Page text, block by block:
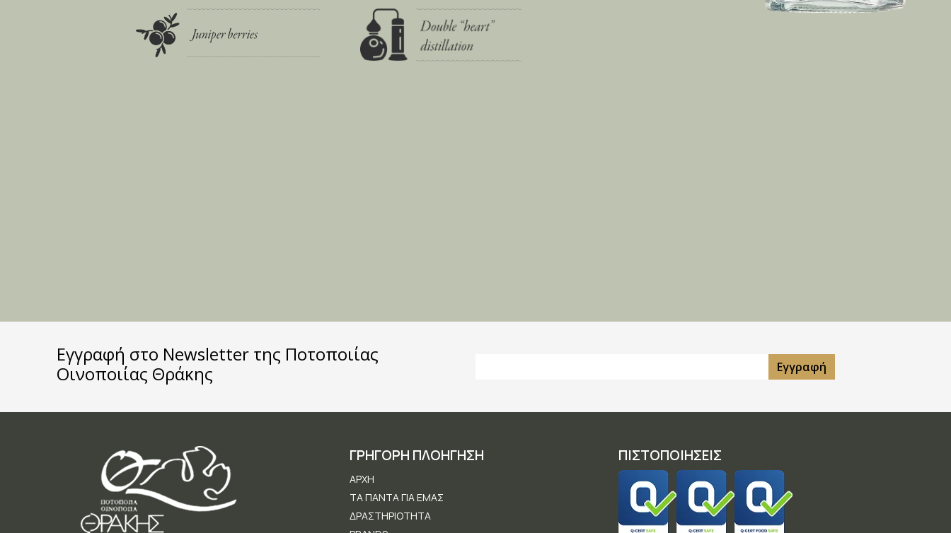
Εγγραφή στο Newsletter της Ποτοποιίας
Οινοποιίας Θράκης
Εγγραφή
ΓΡΗΓΟΡΗ ΠΛΟΗΓΗΣΗ
ΑΡΧΉ
ΤΑ ΠΆΝΤΑ ΓΙΑ ΕΜΆΣ
ΔΡΑΣΤΗΡΙΌΤΗΤΑ
ΠΙΣΤΟΠΟΙΗΣΕΙΣ